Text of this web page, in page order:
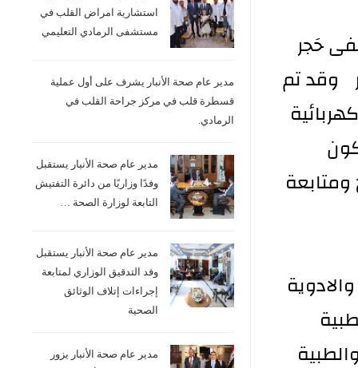
حَجر
دار وبسعة سريرية ٤٠٠ سرير وقد تم
استشارية امراض القلب في
مستشفى الرمادي التعليمي
مدير عام صحة الأنبار يشرف على أول عملية
قسطرة قلب في مركز جراحة القلب في
الرمادي.
مدير عام صحة الأنبار يستقبل
وفدًا وزاريًا من دائرة التفتيش
التابعة لوزارة الصحة …
مدير عام صحة الأنبار يستقبل
وفد التدقيق الوزاري لمتابعة
إجراءات إتلاف الوثائق
الصحية
مدير عام صحة الأنبار يزور